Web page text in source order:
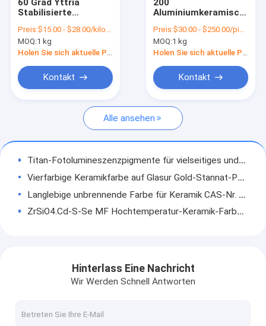
Industrie-Keramik-Komponenten
Photolumineszierende Pigmente
Frittierte Keramikglaze
60 Grad Yttria
Stabilisierte
Schnitt
Keramikkugeln
Preis:$15.00 - $28.00/kilograms
MOQ:1 kg
Holen Sie sich aktuelle Preis
Kontakt
200
Aluminiumkeramische
Preis:$30.00 - $250.00/pieces
MOQ:1 kg
Holen Sie sich aktuelle Preis
Kontakt
Alle ansehen
Titan-Fotolumineszenzpigmente für vielseitiges und langlebiges Leuchten CAS-Nr. 201426-52-0
Vierfarbige Keramikfarbe auf Glasur Gold-Stannat-Purpur- und Eisenoxid-Kombination
Langlebige unbrennende Farbe für Keramik CAS-Nr. 65997-18-4 / 1345-24-0
ZrSiO4.Cd-S-Se MF Hochtemperatur-Keramik-Farbe-Glasur-Fleck für Titan
Langlebige gelbfleckige keramische Pigmente für Tinte CAS-Nr. 68187-15-5
269-049-5 Zn Al2O4 Kobalt Blau Keramikpigmentlösung 2504
Dienst für die Verarbeitung von Hochtemperatur-Refraktär-Aluminiumseramikwalzen für Walzenöfen
Hinterlass Eine Nachricht
Wir Werden Schnell Antworten